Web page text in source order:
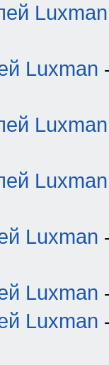
Luxman
Luxman
Luxman
Luxman
Luxman
Luxman
Luxman